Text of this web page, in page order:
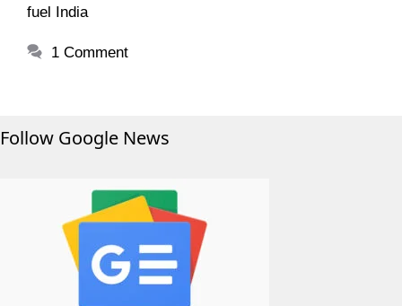
fuel India
1 Comment
Follow Google News